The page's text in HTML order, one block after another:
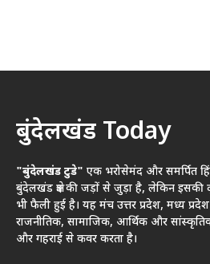
बुंदेलखंड Today
"बुंदेलखंड टुडे" एक भरोसेमंद और समर्पित
बुंदेलखंड क्षेत्र की जड़ों से जुड़ा है, लेकिन
भी फैली हुई है। यह मंच उत्तर प्रदेश, मध्य
राजनीतिक, सामाजिक, आर्थिक और
और गहराई से कवर करता है।